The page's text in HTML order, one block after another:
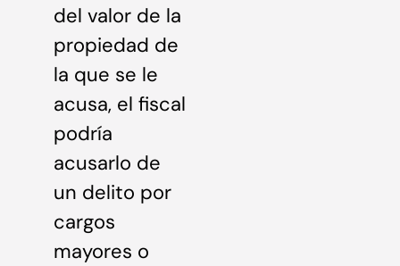
del valor de la
propiedad de
la que se le
acusa, el fiscal
podría
acusarlo de
un delito por
cargos
mayores o